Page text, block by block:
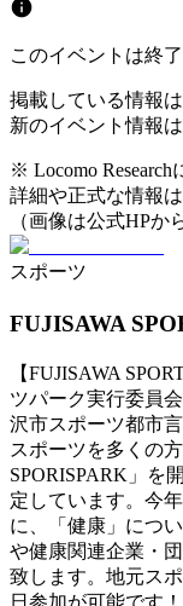
このイベントは終了
掲載している情報
新のイベント情報は
※ Locomo Research
詳細や正式な情報
（画像は公式HPか
スポーツ
FUJISAWA
【FUJISAWA
ツパーク実行委員
沢市スポーツ都市
スポーツを多くの
SPORISPARK」を
定しています。今
に、「健康」につ
や健康関連企業・
致します。地元ス